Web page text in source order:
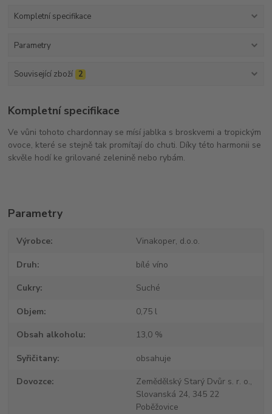
Kompletní specifikace
Parametry
Související zboží 2
Kompletní specifikace
Ve vůni tohoto chardonnay se mísí jablka s broskvemi a tropickým
ovoce, které se stejně tak promítají do chuti. Díky této harmonii se
skvěle hodí ke grilované zelenině nebo rybám.
Parametry
Výrobce Vinakoper, d.o.o.
Druh bílé víno
Cukry Suché
Objem 0,75 l
Obsah alkoholu 13,0 %
Syřičitany obsahuje
Dovozce
Zemědělský Starý Dvůr s. r. o.,
Slovanská 24, 345 22
Poběžovice